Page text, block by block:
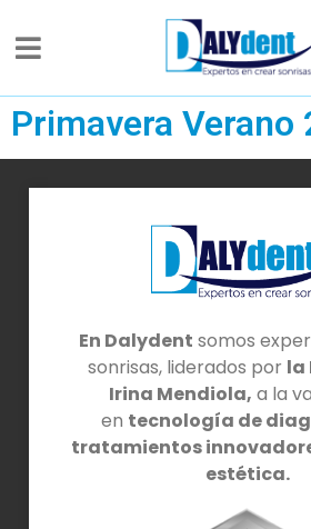
Primavera Verano
En Dalydent somos
sonrisas, liderados por la
Irina Mendiola, a la
en tecnología de
tratamientos
estética.